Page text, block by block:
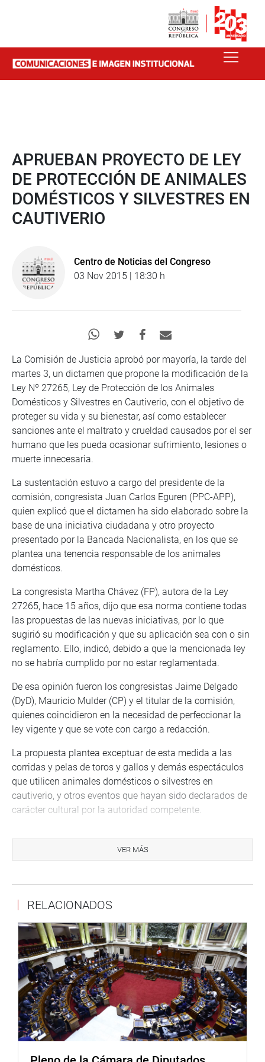
APRUEBAN PROYECTO DE LEY
DE PROTECCIÓN DE ANIMALES
DOMÉSTICOS Y SILVESTRES EN
CAUTIVERIO
Centro de Noticias del Congreso
03 Nov 2015 | 18:30 h
La Comisión de Justicia aprobó por mayoría, la tarde del
martes 3, un dictamen que propone la modificación de la
Ley Nº 27265, Ley de Protección de los Animales
Domésticos y Silvestres en Cautiverio, con el objetivo de
proteger su vida y su bienestar, así como establecer
sanciones ante el maltrato y crueldad causados por el ser
humano que les pueda ocasionar sufrimiento, lesiones o
muerte innecesaria.
La sustentación estuvo a cargo del presidente de la
comisión, congresista Juan Carlos Eguren (PPC-APP),
quien explicó que el dictamen ha sido elaborado sobre la
base de una iniciativa ciudadana y otro proyecto
presentado por la Bancada Nacionalista, en los que se
plantea una tenencia responsable de los animales
domésticos.
La congresista Martha Chávez (FP), autora de la Ley
27265, hace 15 años, dijo que esa norma contiene todas
las propuestas de las nuevas iniciativas, por lo que
sugirió su modificación y que su aplicación sea con o sin
reglamento. Ello, indicó, debido a que la mencionada ley
no se habría cumplido por no estar reglamentada.
De esa opinión fueron los congresistas Jaime Delgado
(DyD), Mauricio Mulder (CP) y el titular de la comisión,
quienes coincidieron en la necesidad de perfeccionar la
ley vigente y que se vote con cargo a redacción.
La propuesta plantea exceptuar de esta medida a las
corridas y pelas de toros y gallos y demás espectáculos
que utilicen animales domésticos o silvestres en
cautiverio, y otros eventos que hayan sido declarados de
carácter cultural por la autoridad competente.
crueldad contra esos animales, se incorpora el artículo
207-A al Código Penal, a fin de reprimir con penas
amplía de tres hasta cinco años de cárcel, con 150 a 360
MODIFICARÁN CÓDIGO CIVIL
De otro lado, se inició el debate del dictamen del proyecto
de ley que modifica diversos artículos del Código Civil,
con el fin de otorgar la más amplia protección a las
personas con discapacidad conforme a los convenios y
tratados internacionales.
VER MÁS
RELACIONADOS